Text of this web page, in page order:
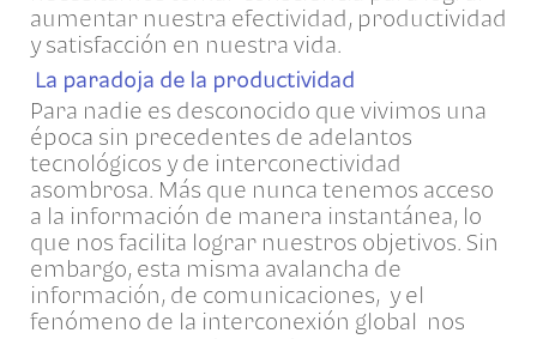
aumentar nuestra efectividad, productividad
y satisfacción en nuestra vida.
La paradoja de la productividad
Para nadie es desconocido que vivimos una
época sin precedentes de adelantos
tecnológicos y de interconectividad
asombrosa. Más que nunca tenemos acceso
a la información de manera instantánea, lo
que nos facilita lograr nuestros objetivos. Sin
embargo, esta misma avalancha de
información, de comunicaciones, y el
fenómeno de la interconexión global nos